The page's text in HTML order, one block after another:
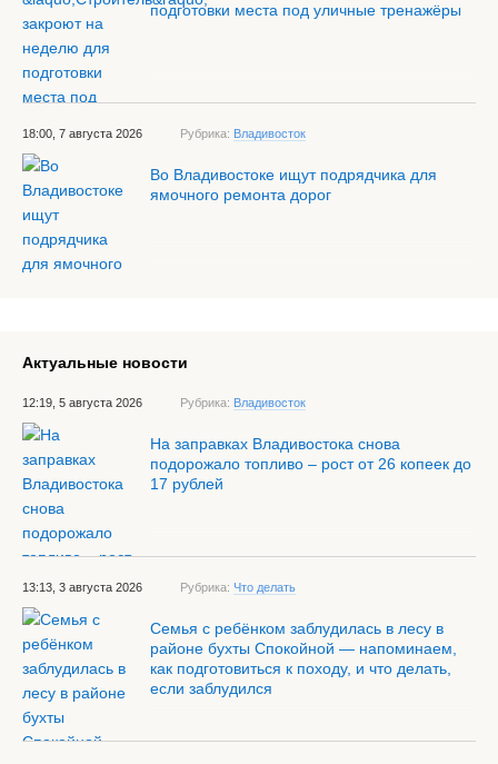
подготовки места под уличные тренажёры
18:00, 7 августа 2026 Рубрика: Владивосток
Во Владивостоке ищут подрядчика для
ямочного ремонта дорог
Актуальные новости
12:19, 5 августа 2026 Рубрика: Владивосток
На заправках Владивостока снова
подорожало топливо – рост от 26 копеек до
17 рублей
13:13, 3 августа 2026 Рубрика: Что делать
Семья с ребёнком заблудилась в лесу в
районе бухты Спокойной — напоминаем,
как подготовиться к походу, и что делать,
если заблудился